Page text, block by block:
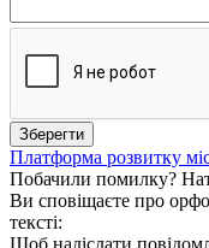
Платформа розвитку
Побачили помилку?
Ви сповіщаєте про
тексті:
Щоб надіслати